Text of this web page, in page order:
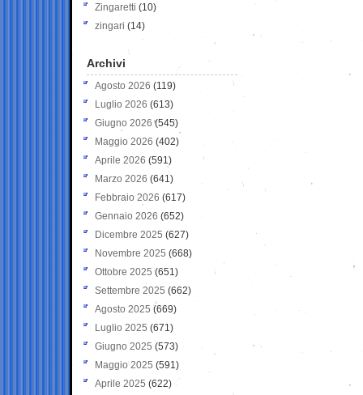
Zingaretti (10)
zingari (14)
Archivi
Agosto 2026 (119)
Luglio 2026 (613)
Giugno 2026 (545)
Maggio 2026 (402)
Aprile 2026 (591)
Marzo 2026 (641)
Febbraio 2026 (617)
Gennaio 2026 (652)
Dicembre 2025 (627)
Novembre 2025 (668)
Ottobre 2025 (651)
Settembre 2025 (662)
Agosto 2025 (669)
Luglio 2025 (671)
Giugno 2025 (573)
Maggio 2025 (591)
Aprile 2025 (622)